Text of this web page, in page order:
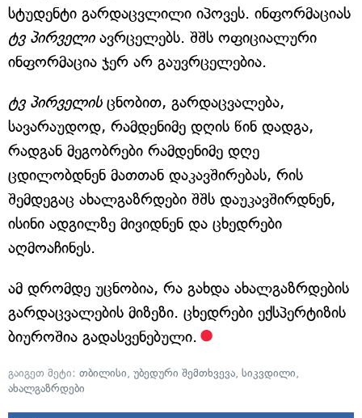
სტუდენტი გარდაცვლილი იპოვეს. ინფორმაციას
ტვ პირველიავრცელებს. შშს ოფიციალური
ინფორმაცია ჯერ არ გაუვრცელებია.
ტვ პირველისცნობით, გარდაცვალება,
სავარაუდოდ, რამდენიმე დღის წინ დადგა,
რადგან მეგობრები რამდენიმე დღე
ცდილობდნენ მათთან დაკავშირებას, რის
შემდეგაც ახალგაზრდები შშს დაუკავშირდნენ,
ისინი ადგილზე მივიდნენ და ცხედრები
აღმოაჩინეს.
ამ დრომდე უცნობია, რა გახდა ახალგაზრდების
გარდაცვალების მიზეზი. ცხედრები ექსპერტიზის
ბიუროშია გადასვენებული.
გაიგეთ მეტი: თბილისი, უბედური შემთხვევა, სიკვდილი,
ახალგაზრდები